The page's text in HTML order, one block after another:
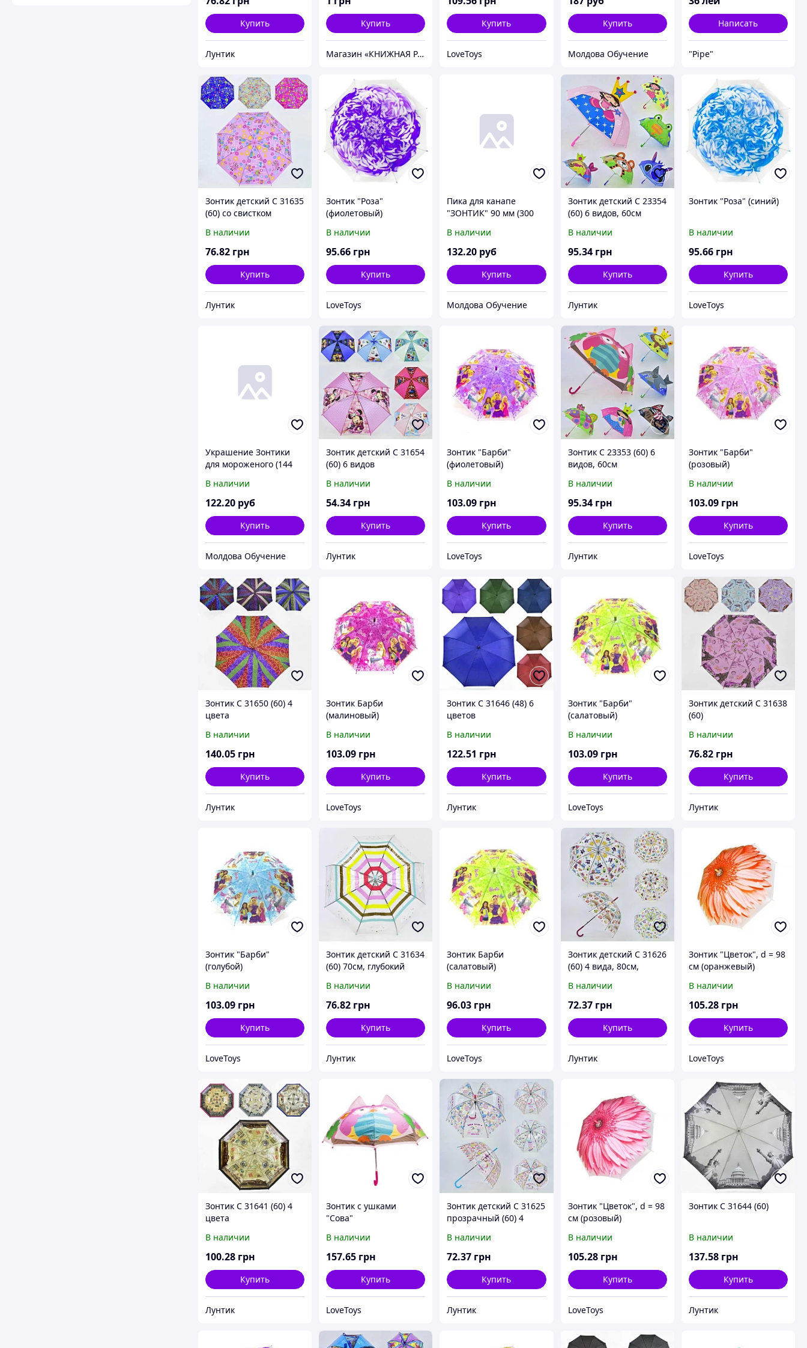
Купить
Лунтик
Купить
Магазин «КНИЖНАЯ РАДУГА»
Купить
LoveToys
Купить
Молдова Обучение
Написать
"Pipe"
Зонтик детский C 31635
(60) со свистком
В наличии
76.82 грн
Купить
Лунтик
Зонтик "Роза"
(фиолетовый)
В наличии
95.66 грн
Купить
LoveToys
Пика для канапе
"ЗОНТИК" 90 мм (300
упаковок / коробка)
В наличии
132.20 руб
Купить
Молдова Обучение
Зонтик детский С 23354
(60) 6 видов, 60см
В наличии
95.34 грн
Купить
Лунтик
Зонтик "Роза" (синий)
В наличии
95.66 грн
Купить
LoveToys
Украшение Зонтики
для мороженого (144
упаковок / коробка)
В наличии
122.20 руб
Купить
Молдова Обучение
Зонтик детский C 31654
(60) 6 видов
В наличии
54.34 грн
Купить
Лунтик
Зонтик "Барби"
(фиолетовый)
В наличии
103.09 грн
Купить
LoveToys
Зонтик С 23353 (60) 6
видов, 60см
В наличии
95.34 грн
Купить
Лунтик
Зонтик "Барби"
(розовый)
В наличии
103.09 грн
Купить
LoveToys
Зонтик C 31650 (60) 4
цвета
В наличии
140.05 грн
Купить
Лунтик
Зонтик Барби
(малиновый)
В наличии
103.09 грн
Купить
LoveToys
Зонтик C 31646 (48) 6
цветов
В наличии
122.51 грн
Купить
Лунтик
Зонтик "Барби"
(салатовый)
В наличии
103.09 грн
Купить
LoveToys
Зонтик детский C 31638
(60)
В наличии
76.82 грн
Купить
Лунтик
Зонтик "Барби"
(голубой)
В наличии
103.09 грн
Купить
LoveToys
Зонтик детский C 31634
(60) 70см, глубокий
В наличии
76.82 грн
Купить
Лунтик
Зонтик Барби
(салатовый)
В наличии
96.03 грн
Купить
LoveToys
Зонтик детский C 31626
(60) 4 вида, 80см,
В наличии
72.37 грн
Купить
Лунтик
Зонтик "Цветок", d = 98
см (оранжевый)
В наличии
105.28 грн
Купить
LoveToys
Зонтик C 31641 (60) 4
цвета
В наличии
100.28 грн
Купить
Лунтик
Зонтик с ушками
"Сова"
В наличии
157.65 грн
Купить
LoveToys
Зонтик детский C 31625
прозрачный (60) 4
купол
В наличии
72.37 грн
Купить
Лунтик
Зонтик "Цветок", d = 98
см (розовый)
В наличии
105.28 грн
Купить
LoveToys
Зонтик C 31644 (60)
В наличии
137.58 грн
Купить
Лунтик